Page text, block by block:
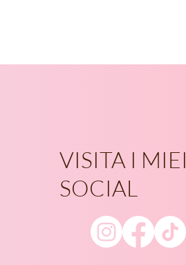
VISITA I MIEI
SOCIAL